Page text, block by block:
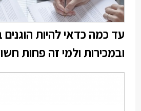
עד כמה כדאי להיות הוגנים
ובמכירות ולמי זה פחות